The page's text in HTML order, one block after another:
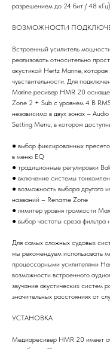
разрешением до 24 бит / 48
ВОЗМОЖНОСТИ
Встроенный усилитель
реализовать относительно
акустикой Hertz Marine,
чувствительности. Для
Marine ресивер HMR 20
Zone 2 + Sub с уровнем 4 В
независимо в двух зонах –
Setting Menu, в котором
● выбор фиксированных
в меню EQ
● традиционные регулировки
● включение системы
● возможность выбора другого
названий – Rename Zone
● лимитер уровня громкости
● выбор частоты среза фильтра
Для самых сложных судовых
мы рекомендуем использовать
процессорными усилителями
возможности встроенного
звучание акустических систем
значительных расстояниях от
УСТАНОВКА
Медиаресивер HMR 20 имеет